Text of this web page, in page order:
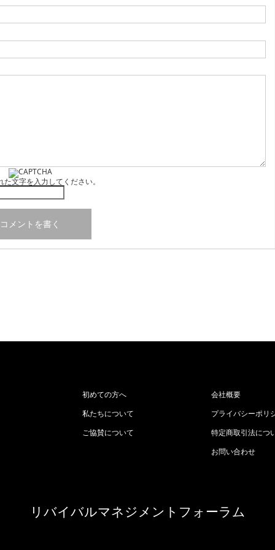
た文字を入力してください。
初めての方へ
私たちについて
ご協賛について
会社概要
プライバシーポリ
特定商取引法につ
お問い合わせ
リバイバルマネジメントフォーラム